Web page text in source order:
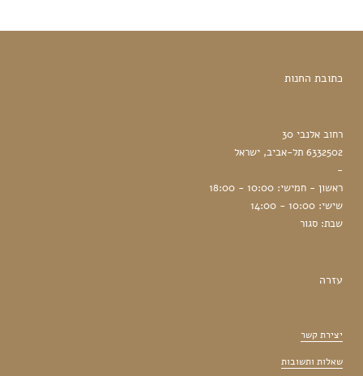
כתובת החנות
רחוב אלנבי 30
6332502 תל-אביב, ישראל
-
ראשון - חמישי: 10:00 - 18:00
שישי: 10:00 - 14:00
שבת: סגור
עזרה
יצירת קשר
שאלות ותשובות